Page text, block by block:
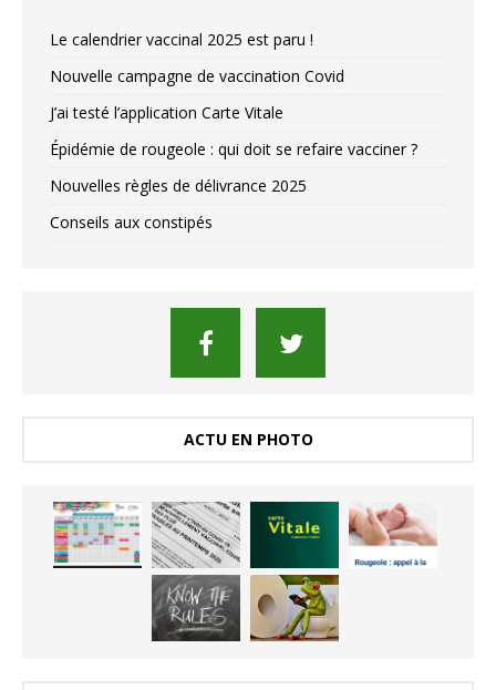
Le calendrier vaccinal 2025 est paru !
Nouvelle campagne de vaccination Covid
J’ai testé l’application Carte Vitale
Épidémie de rougeole : qui doit se refaire vacciner ?
Nouvelles règles de délivrance 2025
Conseils aux constipés
ACTU EN PHOTO